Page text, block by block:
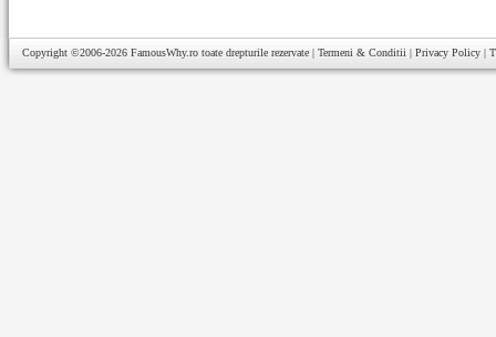
Copyright ©2006-2026 FamousWhy.ro toate drepturile rezervate | Termeni & Conditii | Privacy Policy |